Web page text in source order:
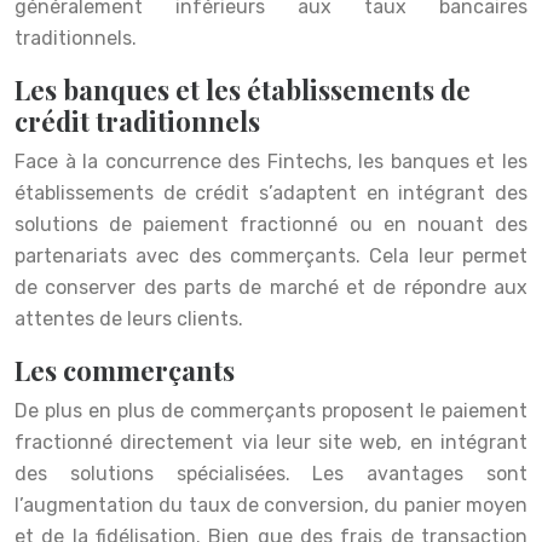
généralement inférieurs aux taux bancaires
traditionnels.
Les banques et les établissements de
crédit traditionnels
Face à la concurrence des Fintechs, les banques et les
établissements de crédit s’adaptent en intégrant des
solutions de paiement fractionné ou en nouant des
partenariats avec des commerçants. Cela leur permet
de conserver des parts de marché et de répondre aux
attentes de leurs clients.
Les commerçants
De plus en plus de commerçants proposent le paiement
fractionné directement via leur site web, en intégrant
des solutions spécialisées. Les avantages sont
l’augmentation du taux de conversion, du panier moyen
et de la fidélisation. Bien que des frais de transaction